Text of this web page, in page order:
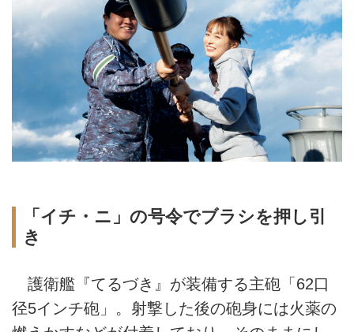
「イチ・ニ」の号令でブラシを押し引
き
護衛艦『てるづき』が装備する主砲「62口
径5インチ砲」。射撃した後の砲身には火薬の